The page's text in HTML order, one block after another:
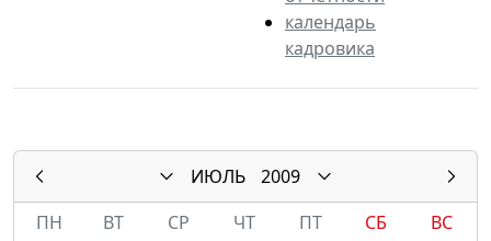
календарь
кадровика
ИЮЛЬ
2009
ПН
ВТ СР ЧТ ПТ СБ
ВС